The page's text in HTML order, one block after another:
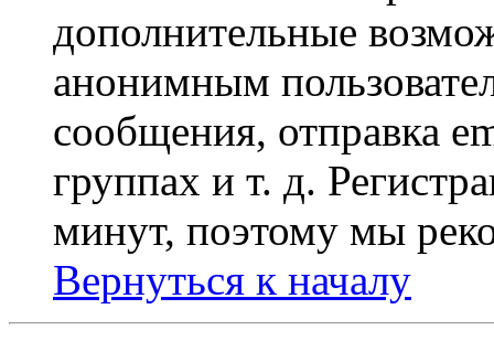
дополнительные
анонимным
сообщения, отправка
группах и т. д.
минут, поэтому мы
Вернуться к началу